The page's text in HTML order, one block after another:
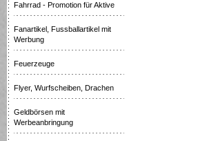
Fahrrad - Promotion für Aktive
Fanartikel, Fussballartikel mit
Werbung
Feuerzeuge
Flyer, Wurfscheiben, Drachen
Geldbörsen mit
Werbeanbringung